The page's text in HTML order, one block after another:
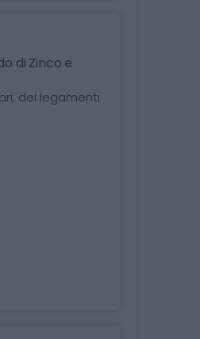
di Zinco e
dei legamenti